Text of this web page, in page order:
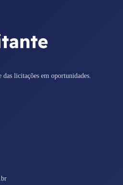
licitações em oportunidades.